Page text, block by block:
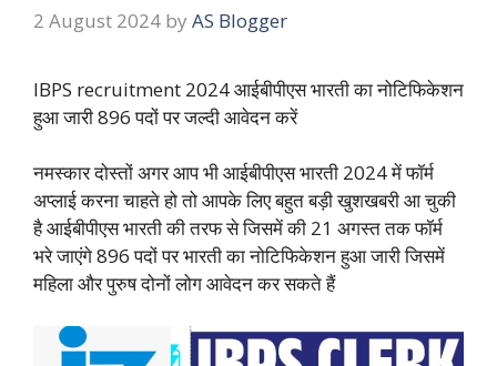
2 August 2024 by AS Blogger
IBPS recruitment 2024 आईबीपीएस भारती का नोटिफिकेशन
हुआ जारी 896 पदों पर जल्दी आवेदन करें
नमस्कार दोस्तों अगर आप भी आईबीपीएस भारती 2024 में फॉर्म
अप्लाई करना चाहते हो तो आपके लिए बहुत बड़ी खुशखबरी आ चुकी
है आईबीपीएस भारती की तरफ से जिसमें की 21 अगस्त तक फॉर्म
भरे जाएंगे 896 पदों पर भारती का नोटिफिकेशन हुआ जारी जिसमें
महिला और पुरुष दोनों लोग आवेदन कर सकते हैं